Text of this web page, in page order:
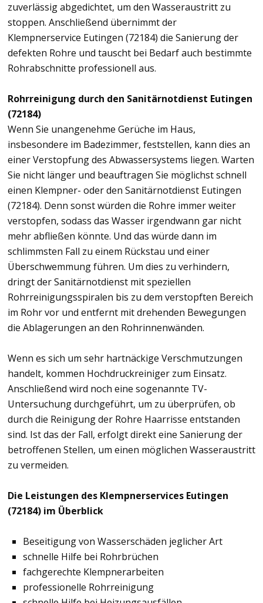
zuverlässig abgedichtet, um den Wasseraustritt zu
stoppen. Anschließend übernimmt der
Klempnerservice Eutingen (72184) die Sanierung der
defekten Rohre und tauscht bei Bedarf auch bestimmte
Rohrabschnitte professionell aus.
Rohrreinigung durch den Sanitärnotdienst Eutingen
(72184)
Wenn Sie unangenehme Gerüche im Haus,
insbesondere im Badezimmer, feststellen, kann dies an
einer Verstopfung des Abwassersystems liegen. Warten
Sie nicht länger und beauftragen Sie möglichst schnell
einen Klempner- oder den Sanitärnotdienst Eutingen
(72184). Denn sonst würden die Rohre immer weiter
verstopfen, sodass das Wasser irgendwann gar nicht
mehr abfließen könnte. Und das würde dann im
schlimmsten Fall zu einem Rückstau und einer
Überschwemmung führen. Um dies zu verhindern,
dringt der Sanitärnotdienst mit speziellen
Rohrreinigungsspiralen bis zu dem verstopften Bereich
im Rohr vor und entfernt mit drehenden Bewegungen
die Ablagerungen an den Rohrinnenwänden.
Wenn es sich um sehr hartnäckige Verschmutzungen
handelt, kommen Hochdruckreiniger zum Einsatz.
Anschließend wird noch eine sogenannte TV-
Untersuchung durchgeführt, um zu überprüfen, ob
durch die Reinigung der Rohre Haarrisse entstanden
sind. Ist das der Fall, erfolgt direkt eine Sanierung der
betroffenen Stellen, um einen möglichen Wasseraustritt
zu vermeiden.
Die Leistungen des Klempnerservices Eutingen
(72184) im Überblick
Beseitigung von Wasserschäden jeglicher Art
schnelle Hilfe bei Rohrbrüchen
fachgerechte Klempnerarbeiten
professionelle Rohrreinigung